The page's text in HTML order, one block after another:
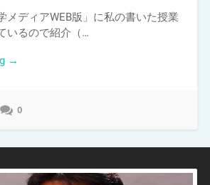
ディアWEB版」に私の書いた授業
いるので紹介（…
→
0